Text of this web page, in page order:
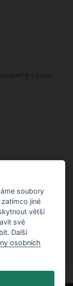
ukázkami
soubory
jiné
větší
své
Další
osobních